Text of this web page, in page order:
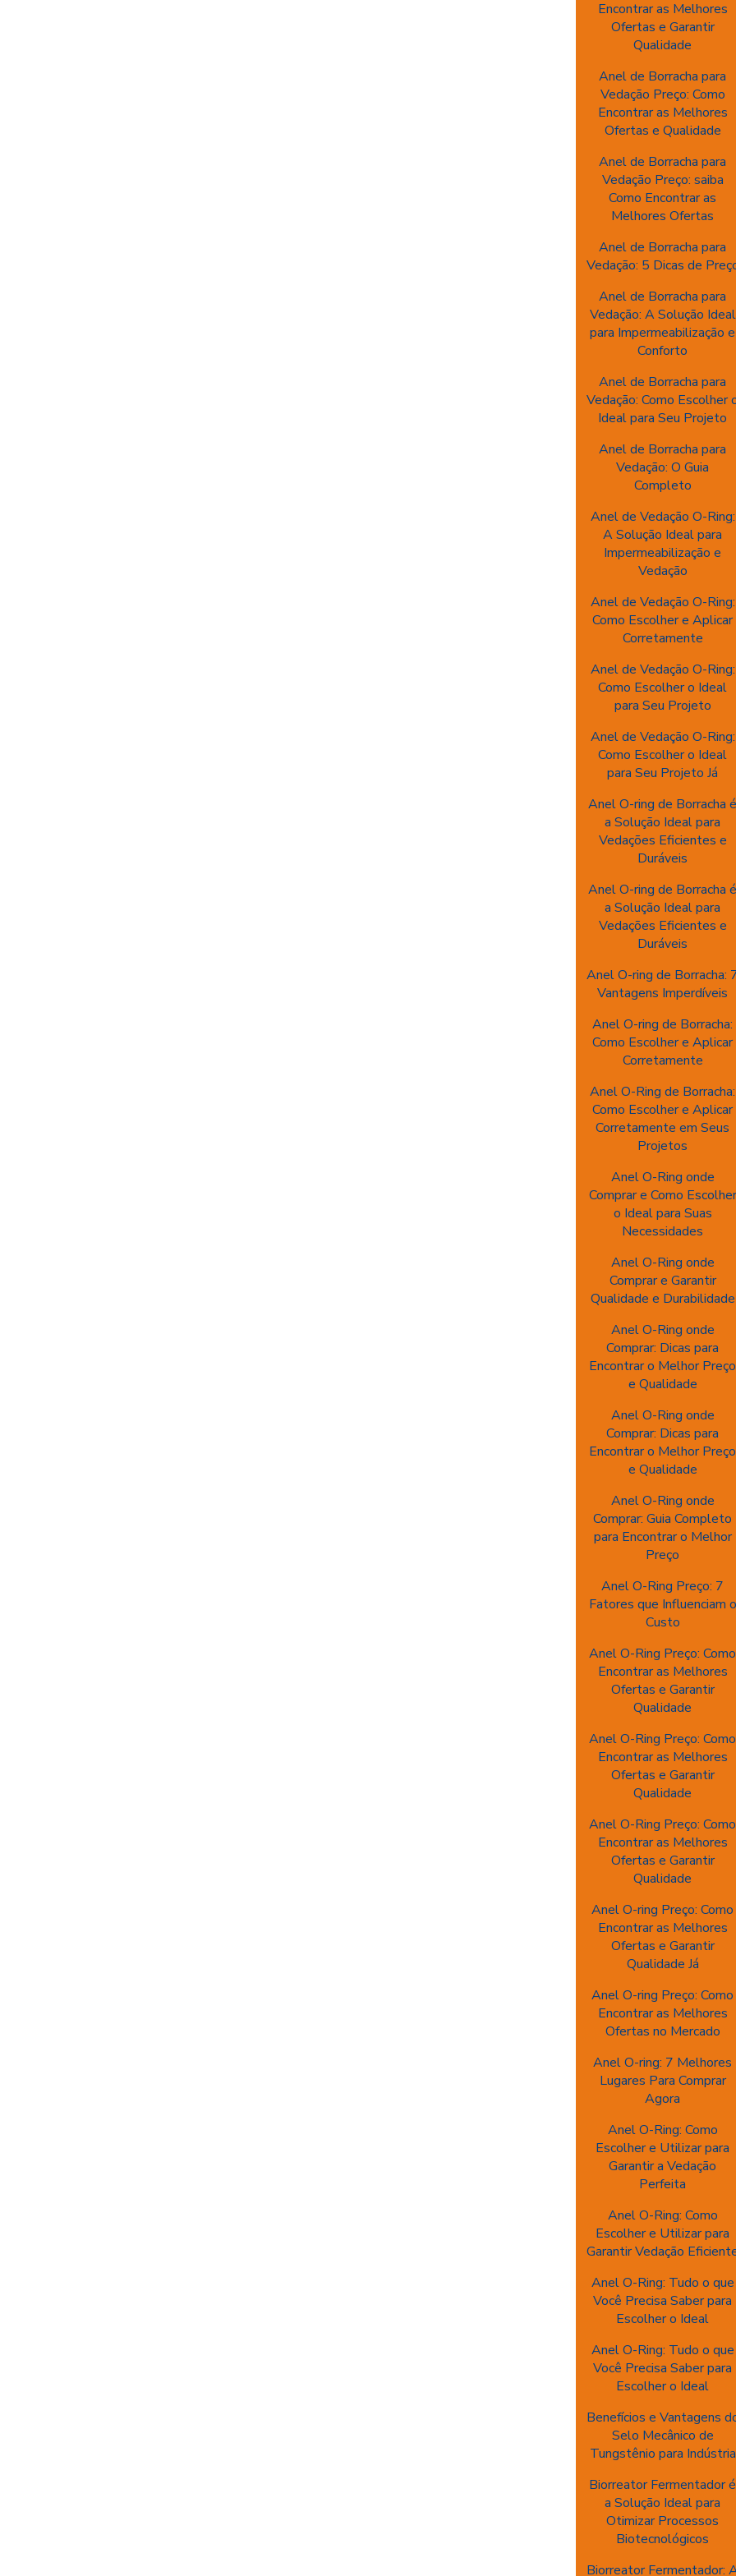
Encontrar as Melhores
Ofertas e Garantir
Qualidade
Anel de Borracha para
Vedação Preço: Como
Encontrar as Melhores
Ofertas e Qualidade
Anel de Borracha para
Vedação Preço: saiba
Como Encontrar as
Melhores Ofertas
Anel de Borracha para
Vedação: 5 Dicas de
Anel de Borracha para
Vedação: A Solução Ideal
para Impermeabilização e
Conforto
Anel de Borracha para
Vedação: Como Escolher
Ideal para Seu Projeto
Anel de Borracha para
Vedação: O Guia
Completo
Anel de Vedação O-Ring:
A Solução Ideal para
Impermeabilização e
Vedação
Anel de Vedação O-Ring:
Como Escolher e Aplicar
Corretamente
Anel de Vedação O-Ring:
Como Escolher o Ideal
para Seu Projeto
Anel de Vedação O-Ring:
Como Escolher o Ideal
para Seu Projeto Já
Anel O-ring de Borracha é
a Solução Ideal para
Vedações Eficientes e
Duráveis
Anel O-ring de Borracha é
a Solução Ideal para
Vedações Eficientes e
Duráveis
Anel O-ring de Borracha:
Vantagens Imperdíveis
Anel O-ring de Borracha:
Como Escolher e Aplicar
Corretamente
Anel O-Ring de Borracha:
Como Escolher e Aplicar
Corretamente em Seus
Projetos
Anel O-Ring onde
Comprar e Como Escolher
o Ideal para Suas
Necessidades
Anel O-Ring onde
Comprar e Garantir
Qualidade e Durabilidade
Anel O-Ring onde
Comprar: Dicas para
Encontrar o Melhor Preço
e Qualidade
Anel O-Ring onde
Comprar: Dicas para
Encontrar o Melhor Preço
e Qualidade
Anel O-Ring onde
Comprar: Guia Completo
para Encontrar o Melhor
Preço
Anel O-Ring Preço: 7
Fatores que Influenciam o
Custo
Anel O-Ring Preço: Como
Encontrar as Melhores
Ofertas e Garantir
Qualidade
Anel O-Ring Preço: Como
Encontrar as Melhores
Ofertas e Garantir
Qualidade
Anel O-Ring Preço: Como
Encontrar as Melhores
Ofertas e Garantir
Qualidade
Anel O-ring Preço: Como
Encontrar as Melhores
Ofertas e Garantir
Qualidade Já
Anel O-ring Preço: Como
Encontrar as Melhores
Ofertas no Mercado
Anel O-ring: 7 Melhores
Lugares Para Comprar
Agora
Anel O-Ring: Como
Escolher e Utilizar para
Garantir a Vedação
Perfeita
Anel O-Ring: Como
Escolher e Utilizar para
Garantir Vedação
Anel O-Ring: Tudo o que
Você Precisa Saber para
Escolher o Ideal
Anel O-Ring: Tudo o que
Você Precisa Saber para
Escolher o Ideal
Benefícios e Vantagens
Selo Mecânico de
Tungstênio para Indústria
Biorreator Fermentador é
a Solução Ideal para
Otimizar Processos
Biotecnológicos
Biorreator Fermentador: